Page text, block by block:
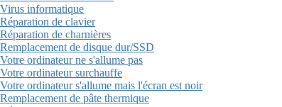
Virus informatique
Réparation de clavier
Réparation de charnières
Remplacement de disque dur/SSD
Votre ordinateur ne s'allume pas
Votre ordinateur surchauffe
Votre ordinateur s'allume mais l'écran est noir
Remplacement de pâte thermique